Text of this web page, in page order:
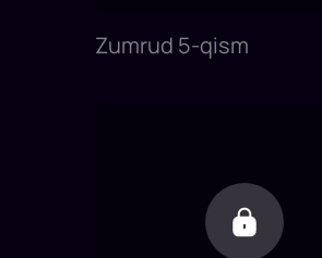
Zumrud 5-qism